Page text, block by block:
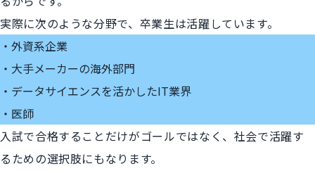
実際に次のような分野で、卒業生は活躍しています。
外資系企業
大手メーカーの海外部門
データサイエンスを活かしたIT業界
医師
入試で合格することだけがゴールではなく、社会で活躍す
るための選択肢にもなります。